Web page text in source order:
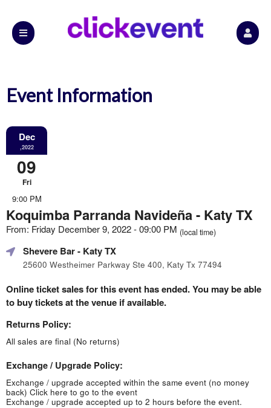
Event Information
Dec
,2022
09
Fri
9:00 PM
Koquimba Parranda Navideña - Katy TX
From: Friday December 9, 2022 - 09:00 PM (local time)
Shevere Bar- Katy TX
25600 Westheimer Parkway Ste 400, Katy Tx 77494
Online ticket sales for this event has ended. You may be able
to buy tickets at the venue if available.
Returns Policy:
All sales are final (No returns)
Exchange / Upgrade Policy:
Exchange / upgrade accepted within the same event (no money
back) Click here to go to the event
Exchange / upgrade accepted up to 2 hours before the event.